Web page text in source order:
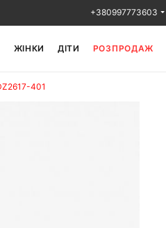
ЖІНКИ ДІТИ РОЗПРОДАЖ
+380997773603
401